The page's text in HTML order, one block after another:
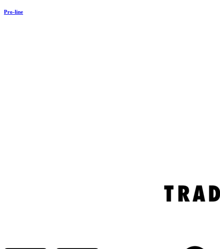
Pro-line